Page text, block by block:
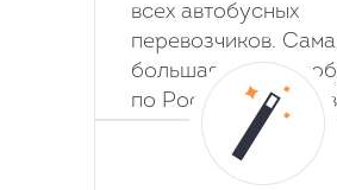
всех автобусных
перевозчиков.
большая база
по России, СНГ и